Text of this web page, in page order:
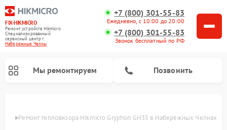
FIX-HIKMICRO
Ремонт устройств Hikmicro
Специализированный
cервисный центр г.
Набережные Челны
+7 (800) 301-55-83
Ежедневно, с 10:00 до 20:00
+7 (800) 301-55-83
Звонок бесплатный по РФ
Мы ремонтируем Позвонить
Ремонт тепловизора Hikmicro Gryphon GH35 в Набережных Челнах